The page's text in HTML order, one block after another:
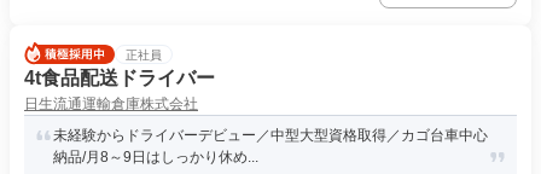
正社員
4t食品配送ドライバー
日生流通運輸倉庫株式会社
未経験からドライバーデビュー／中型大型資格取得／カゴ台車中心
納品/月8～9日はしっかり休め...